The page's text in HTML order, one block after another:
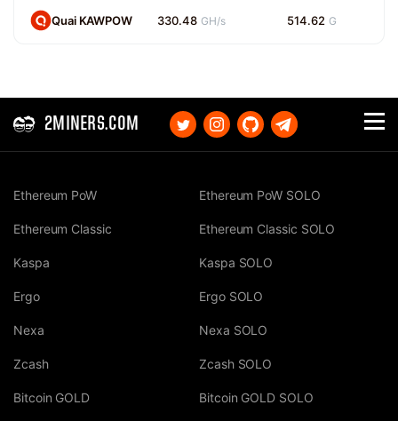
Quai KAWPOW 330.48 GH/s 514.62 G
2MINERS.COM
Ethereum PoW
Ethereum Classic
Kaspa
Ergo
Nexa
Zcash
Bitcoin GOLD
Ethereum PoW SOLO
Ethereum Classic SOLO
Kaspa SOLO
Ergo SOLO
Nexa SOLO
Zcash SOLO
Bitcoin GOLD SOLO